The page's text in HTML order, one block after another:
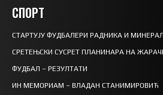
СПОРТ
СТАРТУЈУ ФУДБАЛЕРИ РАДНИКА И
СРЕТЕЊСКИ СУСРЕТ ПЛАНИНАРА НА
ФУДБАЛ – РЕЗУЛТАТИ
ИН МЕМОРИАМ – ВЛАДАН СТАНИМИРОВИЋ